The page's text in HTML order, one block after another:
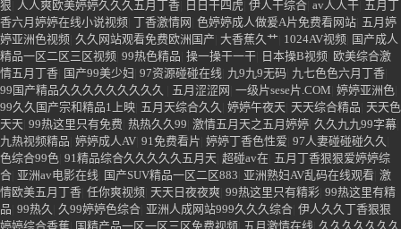
B不卡在线|国产午夜精品AV一区二区麻豆|天天做天天干天天综合网|欧美性交
一区二区三区|激情综合无码 |人人操人人爱丁香五月|久人操|www.91五月|成
人色情五月天婷婷丁香|热久69|亚洲日韩乱码一区二区三区四区|五月激情站|
婷婷六月久久|婷婷五月色|九九成人电影婷婷|大香蕉九操|婷婷免费成人视频
色色色97|777影视理论片大全在线观看|丁香婷婷六月|99在线观看视频精品
丁香六月婷婷久久高清|成人做爰高潮A片免费视频|亚洲色五月婷婷|日日噜狠
狠|人人爽欧美婷婷久久久五月丁香|日日干四虎|伊人干综合|av人人干| 五月丁
香六月婷婷在线小说视频 |丁香激情网 |色婷婷成人做爰A片免费看网站|五月婷
婷亚洲色视频 久久网站观看免费欧洲国产|大香蕉久艹|1024AV视频|国产成人
精品一区二区三区视频|99热色精品|操一操干一干|日本操B视频|欧美综合激
情五月丁香|国产99美少妇|97资源碰碰在线|九9九9无码|九七色色六月丁香|
99国产精品久久久久久久久久久|五月涩涩网|一级片sese片.COM|婷婷亚洲色|
99久久国产宗和精品1上映| 五月天综合久久|婷婷午夜天|天天综合精品|天天色